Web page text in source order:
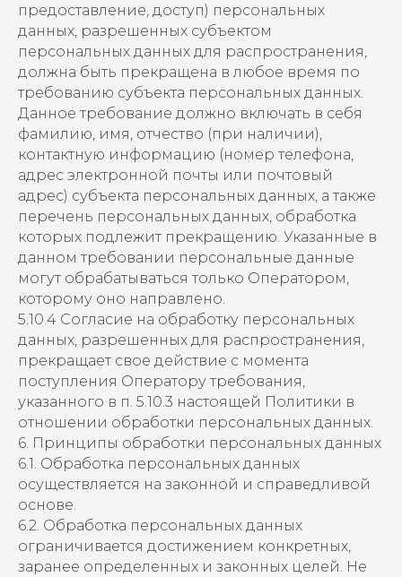
предоставление, доступ) персональных
данных, разрешенных субъектом
персональных данных для распространения,
должна быть прекращена в любое время по
требованию субъекта персональных данных.
Данное требование должно включать в себя
фамилию, имя, отчество (при наличии),
контактную информацию (номер телефона,
адрес электронной почты или почтовый
адрес) субъекта персональных данных, а также
перечень персональных данных, обработка
которых подлежит прекращению. Указанные в
данном требовании персональные данные
могут обрабатываться только Оператором,
которому оно направлено.
5.10.4 Согласие на обработку персональных
данных, разрешенных для распространения,
прекращает свое действие с момента
поступления Оператору требования,
указанного в п. 5.10.3 настоящей Политики в
отношении обработки персональных данных.
6. Принципы обработки персональных данных
6.1. Обработка персональных данных
осуществляется на законной и справедливой
основе.
6.2. Обработка персональных данных
ограничивается достижением конкретных,
заранее определенных и законных целей. Не